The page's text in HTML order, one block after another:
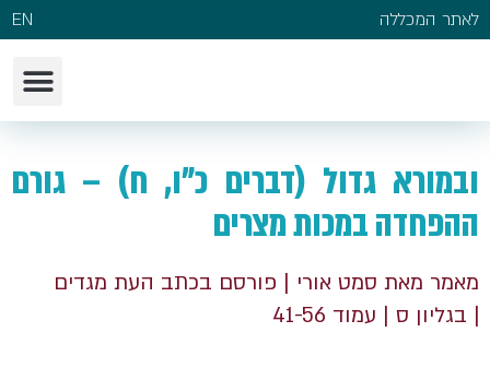
לאתר המכללה EN
ובמורא גדול (דברים כ"ו, ח) – גורם
ההפחדה במכות מצרים
מאמר מאת סמט אורי | פורסם בכתב העת מגדים
| בגליון ס | עמוד 41-56